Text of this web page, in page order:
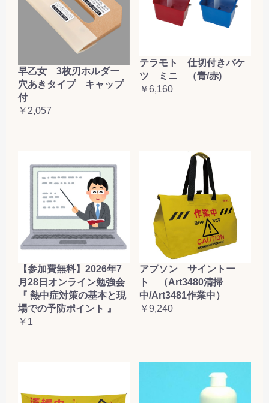
早乙女 3枚刃ホルダー
穴あきタイプ キャップ
付
￥2,057
テラモト 仕切付きバケ
ツ ミニ （青/赤)
￥6,160
【参加費無料】2026年7
月28日オンライン勉強会
『 熱中症対策の基本と現
場での予防ポイント 』
￥1
アプソン サイントー
ト （Art3480清掃
中/Art3481作業中）
￥9,240